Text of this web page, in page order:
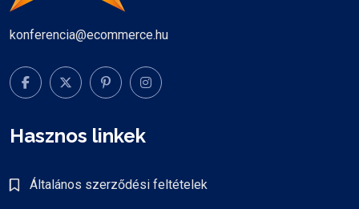
konferencia@ecommerce.hu
Hasznos linkek
Általános szerződési feltételek